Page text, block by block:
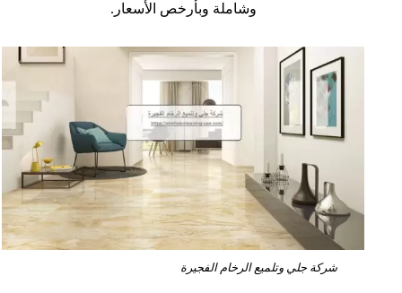
وشاملة وبأرخص الأسعار.
شركة جلي وتلميع الرخام الفجيرة